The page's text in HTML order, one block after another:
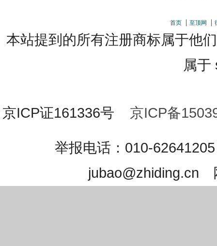
首页 至顶网
本站提到的所有注册商标属于他
属于
京ICP证161336号 京ICP备
举报电话：010-
jubao@zhiding.cn